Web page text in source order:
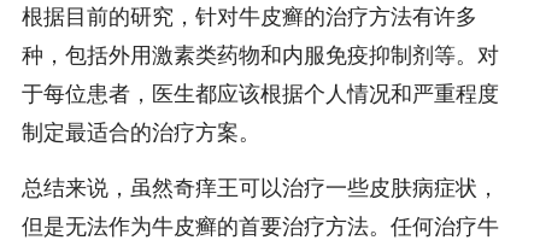
根据目前的研究，针对牛皮癣的治疗方法有许多
种，包括外用激素类药物和内服免疫抑制剂等。对
于每位患者，医生都应该根据个人情况和严重程度
制定最适合的治疗方案。
总结来说，虽然奇痒王可以治疗一些皮肤病症状，
但是无法作为牛皮癣的首要治疗方法。任何治疗牛